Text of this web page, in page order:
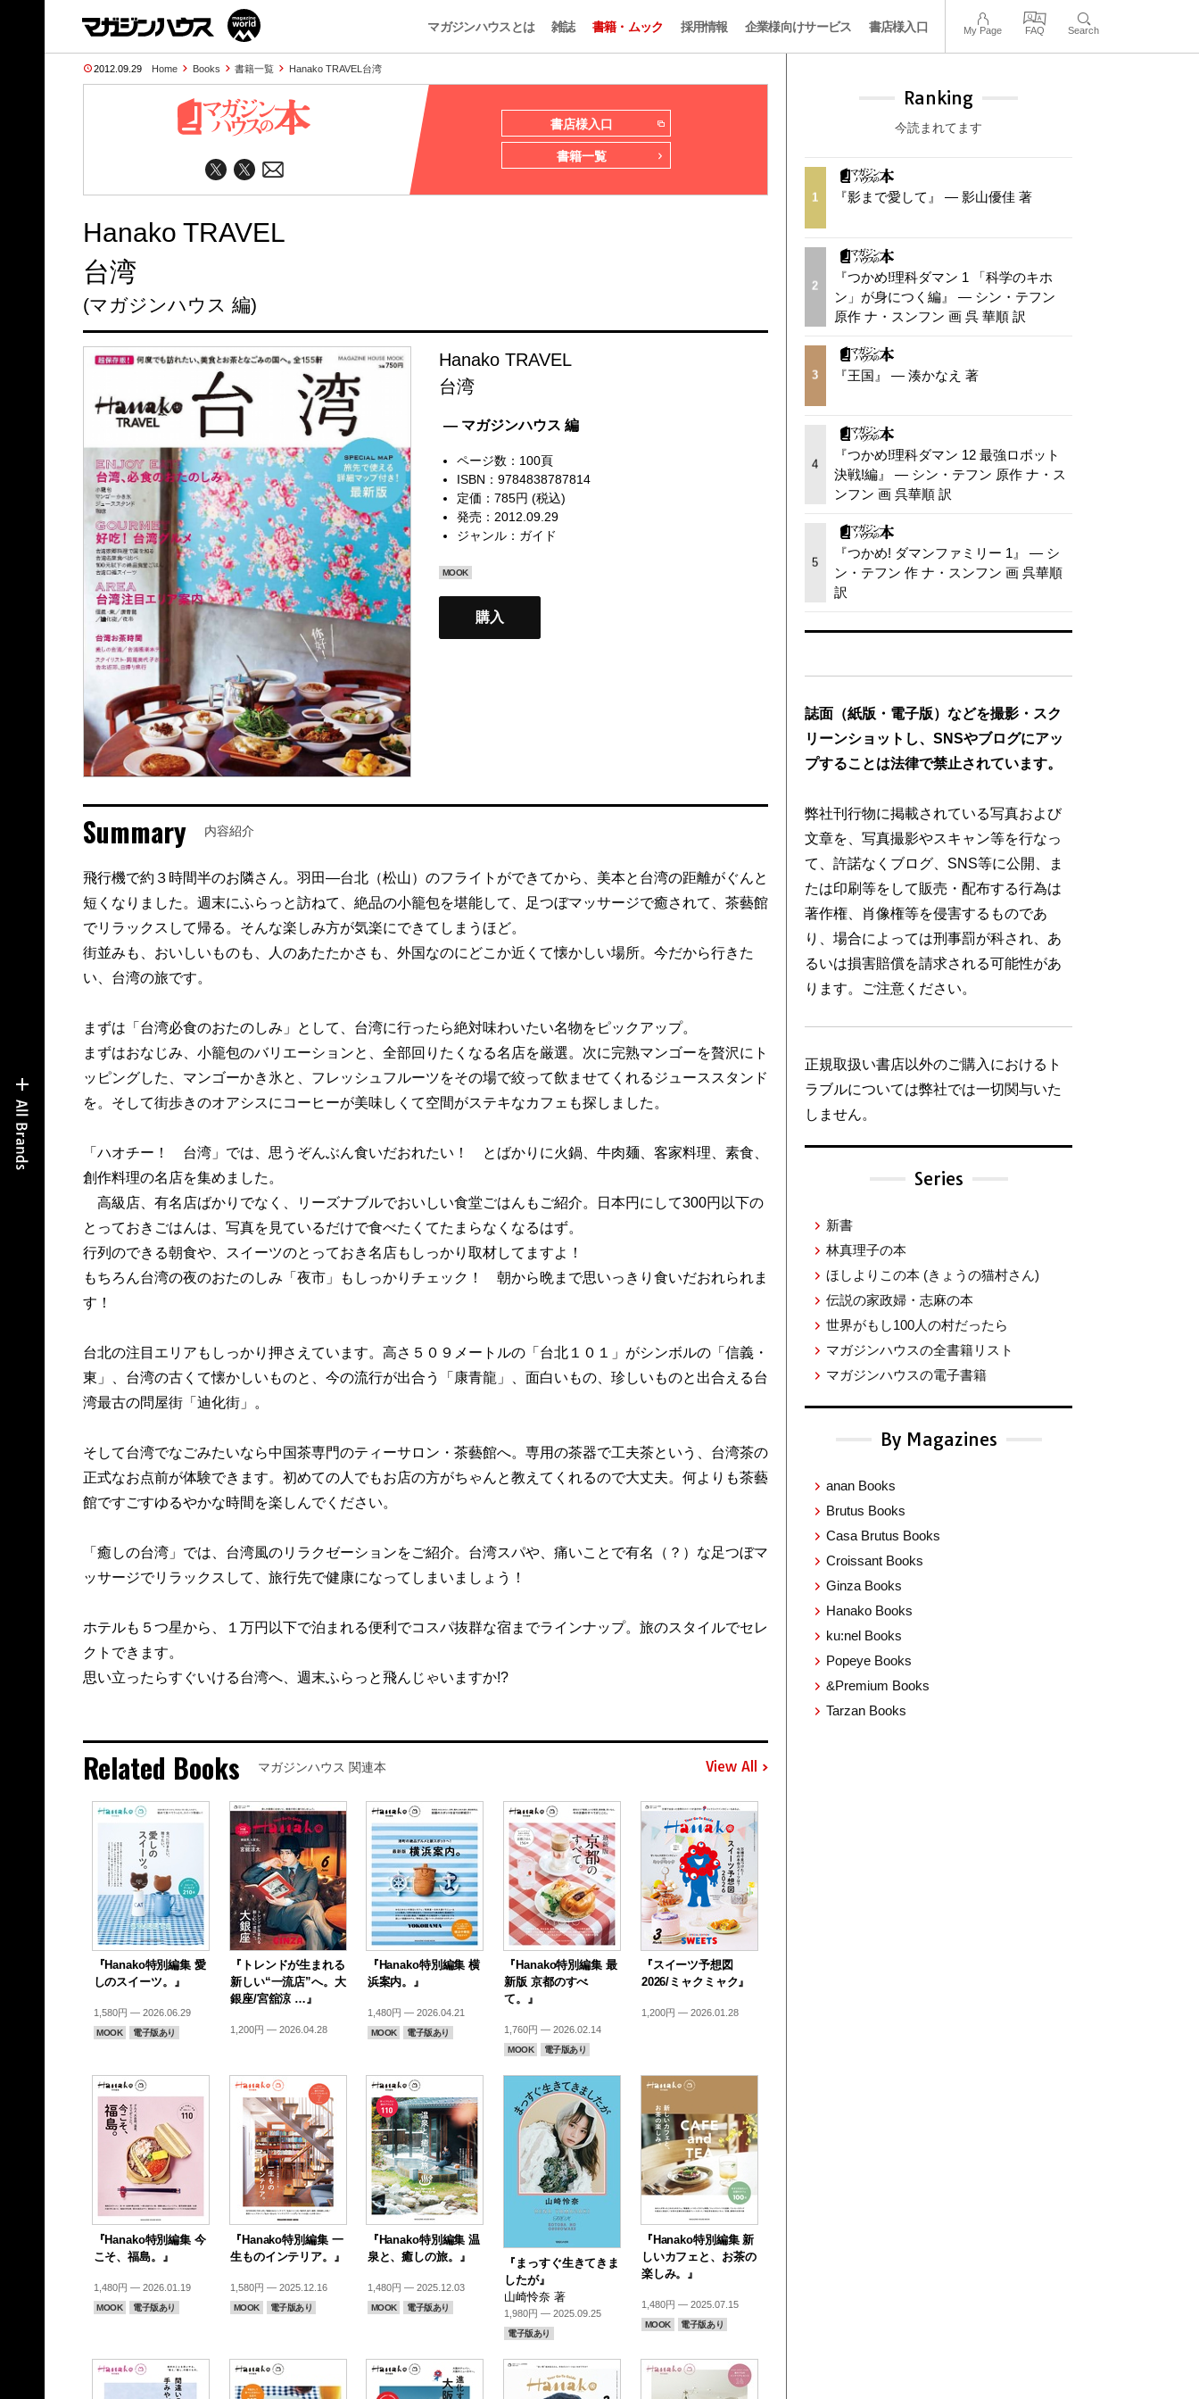
マガジンハウスとは 雑誌 書籍・ムック 採用情報 企業様向けサービス 書店様入口 My Page FAQ Search
2012.09.29 Home Books 書籍一覧 Hanako TRAVEL台湾
書店様入口
書籍一覧
Hanako TRAVEL
台湾
(マガジンハウス 編)
Hanako TRAVEL
台湾
— マガジンハウス 編
ページ数：100頁
ISBN：9784838787814
定価：785円 (税込)
発売：2012.09.29
ジャンル： ガイド
MOOK
購入
Summary 内容紹介
飛行機で約３時間半のお隣さん。羽田―台北（松山）のフライトができてから、美本と台湾の距離がぐんと
短くなりました。週末にふらっと訪ねて、絶品の小籠包を堪能して、足つぼマッサージで癒されて、茶藝館
でリラックスして帰る。そんな楽しみ方が気楽にできてしまうほど。
街並みも、おいしいものも、人のあたたかさも、外国なのにどこか近くて懐かしい場所。今だから行きた
い、台湾の旅です。
まずは「台湾必食のおたのしみ」として、台湾に行ったら絶対味わいたい名物をピックアップ。
まずはおなじみ、小籠包のバリエーションと、全部回りたくなる名店を厳選。次に完熟マンゴーを贅沢にト
ッピングした、マンゴーかき氷と、フレッシュフルーツをその場で絞って飲ませてくれるジューススタンド
を。そして街歩きのオアシスにコーヒーが美味しくて空間がステキなカフェも探しました。
「ハオチー！ 台湾」では、思うぞんぶん食いだおれたい！ とばかりに火鍋、牛肉麺、客家料理、素食、
創作料理の名店を集めました。
高級店、有名店ばかりでなく、リーズナブルでおいしい食堂ごはんもご紹介。日本円にして300円以下の
とっておきごはんは、写真を見ているだけで食べたくてたまらなくなるはず。
行列のできる朝食や、スイーツのとっておき名店もしっかり取材してますよ！
もちろん台湾の夜のおたのしみ「夜市」もしっかりチェック！ 朝から晩まで思いっきり食いだおれられま
す！
台北の注目エリアもしっかり押さえています。高さ５０９メートルの「台北１０１」がシンボルの「信義・
東」、台湾の古くて懐かしいものと、今の流行が出合う「康青龍」、面白いもの、珍しいものと出合える台
湾最古の問屋街「迪化街」。
そして台湾でなごみたいなら中国茶専門のティーサロン・茶藝館へ。専用の茶器で工夫茶という、台湾茶の
正式なお点前が体験できます。初めての人でもお店の方がちゃんと教えてくれるので大丈夫。何よりも茶藝
館ですごすゆるやかな時間を楽しんでください。
「癒しの台湾」では、台湾風のリラクゼーションをご紹介。台湾スパや、痛いことで有名（？）な足つぼマ
ッサージでリラックスして、旅行先で健康になってしまいましょう！
ホテルも５つ星から、１万円以下で泊まれる便利でコスパ抜群な宿までラインナップ。旅のスタイルでセレ
クトできます。
思い立ったらすぐいける台湾へ、週末ふらっと飛んじゃいますか!?
Related Books マガジンハウス 関連本 View All
『Hanako特別編集 愛
しのスイーツ。』
1,580円 — 2026.06.29
MOOK 電子版あり
『トレンドが生まれる
新しい“一流店”へ。大
銀座/宮舘涼 …』
1,200円 — 2026.04.28
『Hanako特別編集 横
浜案内。』
1,480円 — 2026.04.21
MOOK 電子版あり
『Hanako特別編集 最
新版 京都のすべ
て。』
1,760円 — 2026.02.14
MOOK 電子版あり
『スイーツ予想図
2026/ミャクミャク』
1,200円 — 2026.01.28
『Hanako特別編集 今
こそ、福島。』
1,480円 — 2026.01.19
MOOK 電子版あり
『Hanako特別編集 一
生ものインテリア。』
1,580円 — 2025.12.16
MOOK 電子版あり
『Hanako特別編集 温
泉と、癒しの旅。』
1,480円 — 2025.12.03
MOOK 電子版あり
『まっすぐ生きてきま
したが』
山崎怜奈 著
1,980円 — 2025.09.25
電子版あり
『Hanako特別編集 新
しいカフェと、お茶の
楽しみ。』
1,480円 — 2025.07.15
MOOK 電子版あり
Ranking
今読まれてます
1 『影まで愛して』 — 影山優佳 著
2
『つかめ!理科ダマン 1 「科学のキホ
ン」が身につく編』 — シン・テフン
原作 ナ・スンフン 画 呉 華順 訳
3 『王国』 — 湊かなえ 著
4
『つかめ!理科ダマン 12 最強ロボット
決戦!編』 — シン・テフン 原作 ナ・ス
ンフン 画 呉華順 訳
5
『つかめ! ダマンファミリー 1』 — シ
ン・テフン 作 ナ・スンフン 画 呉華順
訳
誌面（紙版・電子版）などを撮影・スク
リーンショットし、SNSやブログにアッ
プすることは法律で禁止されています。
弊社刊行物に掲載されている写真および
文章を、写真撮影やスキャン等を行なっ
て、許諾なくブログ、SNS等に公開、ま
たは印刷等をして販売・配布する行為は
著作権、肖像権等を侵害するものであ
り、場合によっては刑事罰が科され、あ
るいは損害賠償を請求される可能性があ
ります。ご注意ください。
正規取扱い書店以外のご購入におけるト
ラブルについては弊社では一切関与いた
しません。
Series
新書
林真理子の本
ほしよりこの本 (きょうの猫村さん)
伝説の家政婦・志麻の本
世界がもし100人の村だったら
マガジンハウスの全書籍リスト
マガジンハウスの電子書籍
By Magazines
anan Books
Brutus Books
Casa Brutus Books
Croissant Books
Ginza Books
Hanako Books
ku:nel Books
Popeye Books
&Premium Books
Tarzan Books